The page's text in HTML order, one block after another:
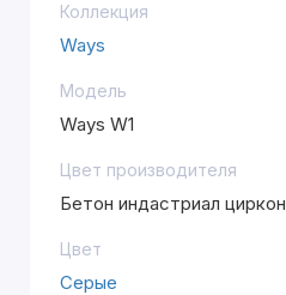
Коллекция
Ways
Модель
Ways W1
Цвет производителя
Бетон индастриал циркон
Цвет
Серые